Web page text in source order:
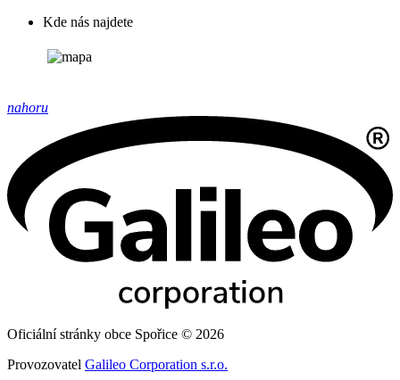
Kde nás najdete
nahoru
Oficiální stránky obce Spořice © 2026
Provozovatel Galileo Corporation s.r.o.